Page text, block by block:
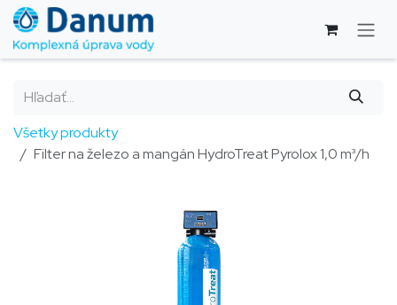
Skip to Content
Všetky produkty
Filter na železo a mangán HydroTreat Pyrolox 1,0 m³/h